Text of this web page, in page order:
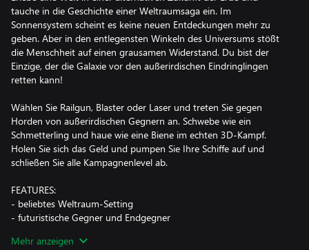
tauche in die Geschichte einer Weltraumsaga ein. Im
Sonnensystem scheint es keine neuen Entdeckungen mehr zu
geben. Aber in den entlegensten Winkeln des Universums stößt
die Menschheit auf einen grausamen Widerstand. Du bist der
Einzige, der die Galaxie vor den außerirdischen Eindringlingen
retten kann!
Wählen Sie Railgun, Blaster oder Laser und treten Sie gegen
Horden von außerirdischen Gegnern an. Schwebe wie ein
Schmetterling und haue wie eine Biene im echten 3D-Kampf.
Holen Sie sich das Geld und pumpen Sie Ihre Schiffe auf und
schließen Sie alle Kampagnenlevel ab.
FEATURES:
- beliebtes Weltraum-Setting
- futuristische Gegner und Endgegner
- tonnenweise grandiose Schüsse, Explosionen und Effekte
Mehr anzeigen